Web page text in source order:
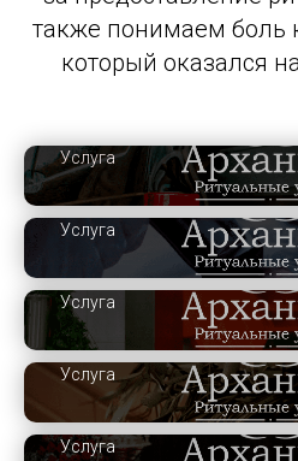
также понимаем боль
который оказался
Услуга
Услуга
Услуга
Услуга
Услуга